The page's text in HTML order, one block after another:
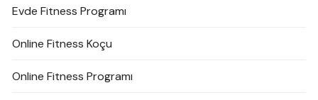
Evde Fitness Programı
Online Fitness Koçu
Online Fitness Programı